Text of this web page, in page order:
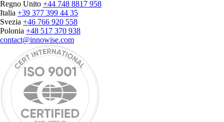
Regno Unito +44 748 8817 958
Italia +39 377 399 44 35
Svezia +46 766 920 558
Polonia +48 517 370 938
contact@innowise.com